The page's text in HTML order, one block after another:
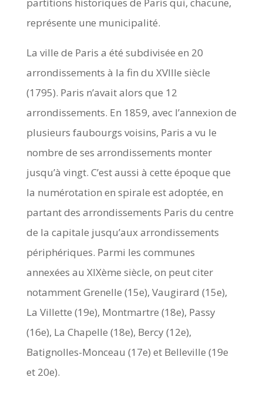
représente une municipalité.
La ville de Paris a été subdivisée en 20
arrondissements à la fin du XVIIIe siècle
(1795). Paris n’avait alors que 12
arrondissements. En 1859, avec l’annexion de
plusieurs faubourgs voisins, Paris a vu le
nombre de ses arrondissements monter
jusqu’à vingt. C’est aussi à cette époque que
la numérotation en spirale est adoptée, en
partant des arrondissements Paris du centre
de la capitale jusqu’aux arrondissements
périphériques. Parmi les communes
annexées au XIXème siècle, on peut citer
notamment Grenelle (15e), Vaugirard (15e),
La Villette (19e), Montmartre (18e), Passy
(16e), La Chapelle (18e), Bercy (12e),
Batignolles-Monceau (17e) et Belleville (19e
et 20e).